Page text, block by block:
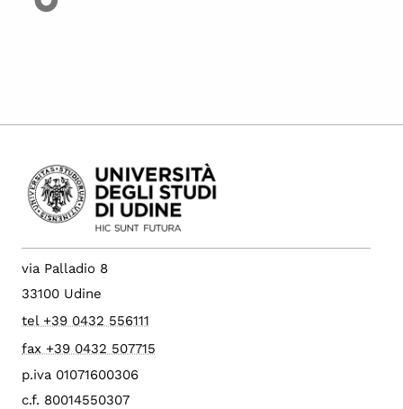
via Palladio 8
33100 Udine
tel +39 0432 556111
fax +39 0432 507715
p.iva 01071600306
c.f. 80014550307